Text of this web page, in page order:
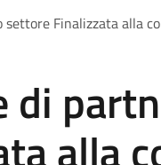
settore Finalizzata alla
di